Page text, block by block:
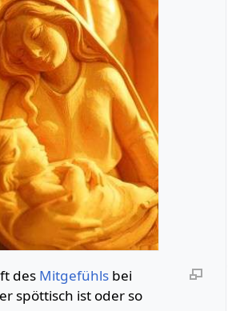
des Mitgefühlsbei
spöttisch ist oder so